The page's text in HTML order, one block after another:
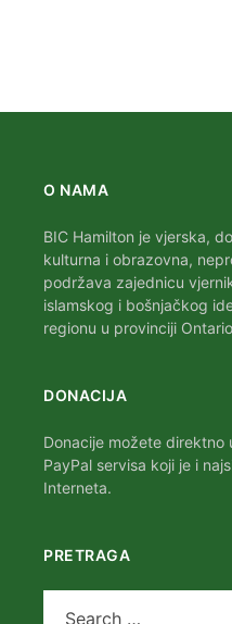
O NAMA
BIC Hamilton je vjerska,
kulturna i obrazovna,
podržava zajednicu
islamskog i bošnjačkog
regionu u provinciji
DONACIJA
Donacije možete
PayPal servisa koji je i
Interneta.
PRETRAGA